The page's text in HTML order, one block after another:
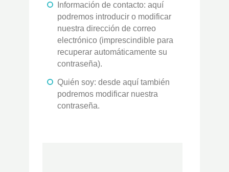
Información de contacto: aquí
podremos introducir o modificar
nuestra dirección de correo
electrónico (imprescindible para
recuperar automáticamente su
contraseña).
Quién soy: desde aquí también
podremos modificar nuestra
contraseña.